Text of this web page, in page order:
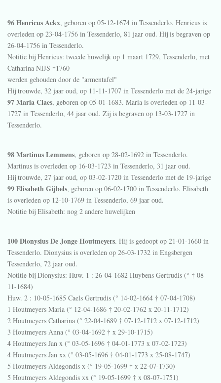
96 Henricus Ackx, geboren op 05-12-1674 in Tessenderlo. Henricus is
overleden op 23-04-1756 in Tessenderlo, 81 jaar oud. Hij is begraven op
26-04-1756 in Tessenderlo.
Notitie bij Henricus: tweede huwelijk op 1 maart 1729, Tessenderlo, met
Catharina NIJS †1760
werden gehouden door de "armentafel"
Hij trouwde, 32 jaar oud, op 11-11-1707 in Tessenderlo met de 24-jarige
97 Maria Claes, geboren op 05-01-1683. Maria is overleden op 11-03-
1727 in Tessenderlo, 44 jaar oud. Zij is begraven op 13-03-1727 in
Tessenderlo.
98 Martinus Lemmens, geboren op 28-02-1692 in Tessenderlo.
Martinus is overleden op 16-03-1723 in Tessenderlo, 31 jaar oud.
Hij trouwde, 27 jaar oud, op 03-02-1720 in Tessenderlo met de 19-jarige
99 Elisabeth Gijbels, geboren op 06-02-1700 in Tessenderlo. Elisabeth
is overleden op 12-10-1769 in Tessenderlo, 69 jaar oud.
Notitie bij Elisabeth: nog 2 andere huwelijken
100 Dionysius De Jonge Houtmeyers. Hij is gedoopt op 21-01-1660 in
Tessenderlo. Dionysius is overleden op 26-03-1732 in Engsbergen
Tessenderlo, 72 jaar oud.
Notitie bij Dionysius: Huw. 1 : 26-04-1682 Huybens Gertrudis (° † 08-
11-1684)
Huw. 2 : 10-05-1685 Caels Gertrudis (° 14-02-1664 † 07-04-1708)
1 Houtmeyers Maria (° 12-04-1686 † 20-02-1762 x 20-11-1712)
2 Houtmeyers Catharina (° 22-04-1689 † 07-12-1712 x 07-12-1712)
3 Houtmeyers Anna (° 03-04-1692 † x 29-10-1715)
4 Houtmeyers Jan x (° 03-05-1696 † 04-01-1773 x 07-02-1723)
4 Houtmeyers Jan xx (° 03-05-1696 † 04-01-1773 x 25-08-1747)
5 Houtmeyers Aldegondis x (° 19-05-1699 † x 22-07-1730)
5 Houtmeyers Aldegondis xx (° 19-05-1699 † x 08-07-1751)